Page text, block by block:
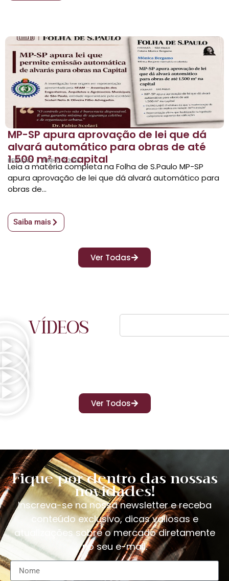
MP-SP apura aprovação de lei que dá
alvará automático para obras de até
1.500 m² na capital
REDAÇÃO JUNHO 2, 2026
Leia a matéria completa na Folha de S.Paulo MP-SP
apura aprovação de lei que dá alvará automático para
obras de...
Saiba mais
Ver Todas
VÍDEOS
Ver Todos
Fique por dentro das nossas
novidades!
Inscreva-se na nossa newsletter e receba
conteúdo exclusivo, dicas valiosas e
atualizações sobre o mercado diretamente
no seu e-mail.